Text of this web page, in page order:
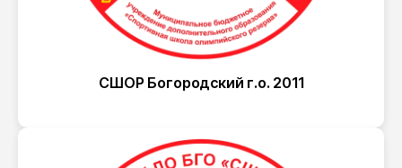
СШОР Богородский г.о. 2011